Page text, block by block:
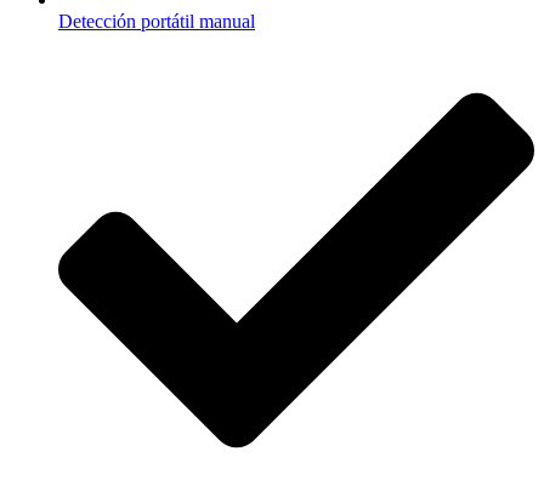
Detección portátil manual